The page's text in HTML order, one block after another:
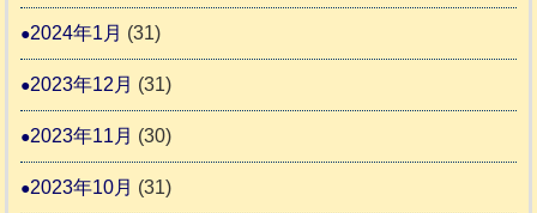
2024年1月 (31)
2023年12月 (31)
2023年11月 (30)
2023年10月 (31)